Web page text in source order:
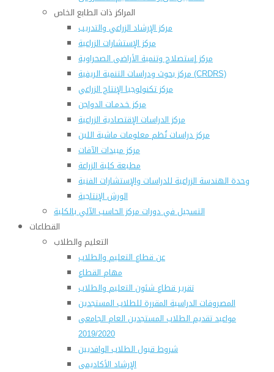
المراكز ذات الطابع الخاص
مركز الإرشاد الزراعي والتدريب
مركز الإستشارات الزراعية
مركز إستصلاح وتنمية الأراضى الصحراوية
مركز بحوث ودراسات التنمية الريفية (CRDRS)
مركز تكنولوجيا الإنتاج الزراعي
مركز خـدمـات الدواجن
مركز الدراسات الإقتصادية الزراعية
مركز دراسات نُظم معلومات ماشية اللبن
مركز مبيدات الآفات
مطبعة كلية الزراعة
وحدة الهندسة الزراعية للدراسات والإستشارات الفنية
الورش الإنتاجية
التسجيل في دورات مركز الحاسب الآلي بالكلية
القطاعات
التعليم والطلاب
عن قطاع التعليم والطلاب
مهام القطاع
تقرير قطاع شئون التعليم والطلاب
المصروفات الدراسية المقررة للطلاب المستجدين
مواعيد تقديم الطلاب المستجدين العام الجامعى
2019/2020
شروط قبول الطلاب الوافديين
الإرشاد الأكاديمى